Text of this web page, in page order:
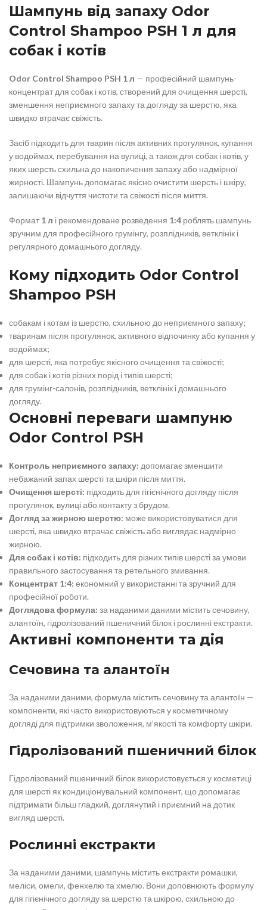
Шампунь від запаху Odor
Control Shampoo PSH 1 л для
собак і котів
Odor Control Shampoo PSH 1 л — професійний шампунь-
концентрат для собак і котів, створений для очищення шерсті,
зменшення неприємного запаху та догляду за шерстю, яка
швидко втрачає свіжість.
Засіб підходить для тварин після активних прогулянок, купання
у водоймах, перебування на вулиці, а також для собак і котів, у
яких шерсть схильна до накопичення запаху або надмірної
жирності. Шампунь допомагає якісно очистити шерсть і шкіру,
залишаючи відчуття чистоти та свіжості після миття.
Формат 1 л і рекомендоване розведення 1:4 роблять шампунь
зручним для професійного грумінгу, розплідників, ветклінік і
регулярного домашнього догляду.
Кому підходить Odor Control
Shampoo PSH
собакам і котам із шерстю, схильною до неприємного запаху;
тваринам після прогулянок, активного відпочинку або купання у
водоймах;
для шерсті, яка потребує якісного очищення та свіжості;
для собак і котів різних порід і типів шерсті;
для грумінг-салонів, розплідників, ветклінік і домашнього
догляду.
Основні переваги шампуню
Odor Control PSH
Контроль неприємного запаху: допомагає зменшити
небажаний запах шерсті та шкіри після миття.
Очищення шерсті: підходить для гігієнічного догляду після
прогулянок, вулиці або контакту з брудом.
Догляд за жирною шерстю: може використовуватися для
шерсті, яка швидко втрачає свіжість або виглядає надмірно
жирною.
Для собак і котів: підходить для різних типів шерсті за умови
правильного застосування та ретельного змивання.
Концентрат 1:4: економний у використанні та зручний для
професійної роботи.
Доглядова формула: за наданими даними містить сечовину,
алантоїн, гідролізований пшеничний білок і рослинні екстракти.
Активні компоненти та дія
Сечовина та алантоїн
За наданими даними, формула містить сечовину та алантоїн —
компоненти, які часто використовуються у косметичному
догляді для підтримки зволоження, м’якості та комфорту шкіри.
Гідролізований пшеничний білок
Гідролізований пшеничний білок використовується у косметиці
для шерсті як кондиціонувальний компонент, що допомагає
підтримати більш гладкий, доглянутий і приємний на дотик
вигляд шерсті.
Рослинні екстракти
За наданими даними, шампунь містить екстракти ромашки,
меліси, омели, фенхелю та хмелю. Вони доповнюють формулу
для гігієнічного догляду за шерстю та шкірою, схильною до